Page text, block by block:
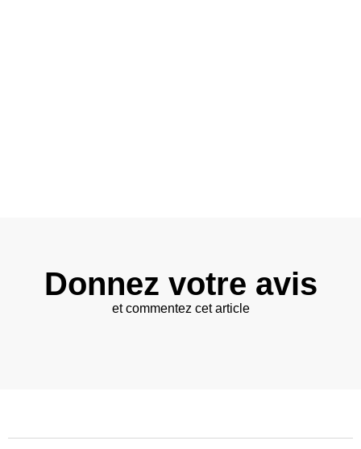
Donnez votre avis
et commentez cet article